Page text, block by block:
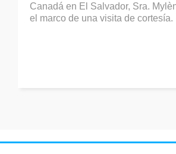
Canadá en El Salvador, Sra.
el marco de una visita de cortesía.